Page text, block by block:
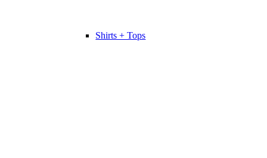
Shirts + Tops